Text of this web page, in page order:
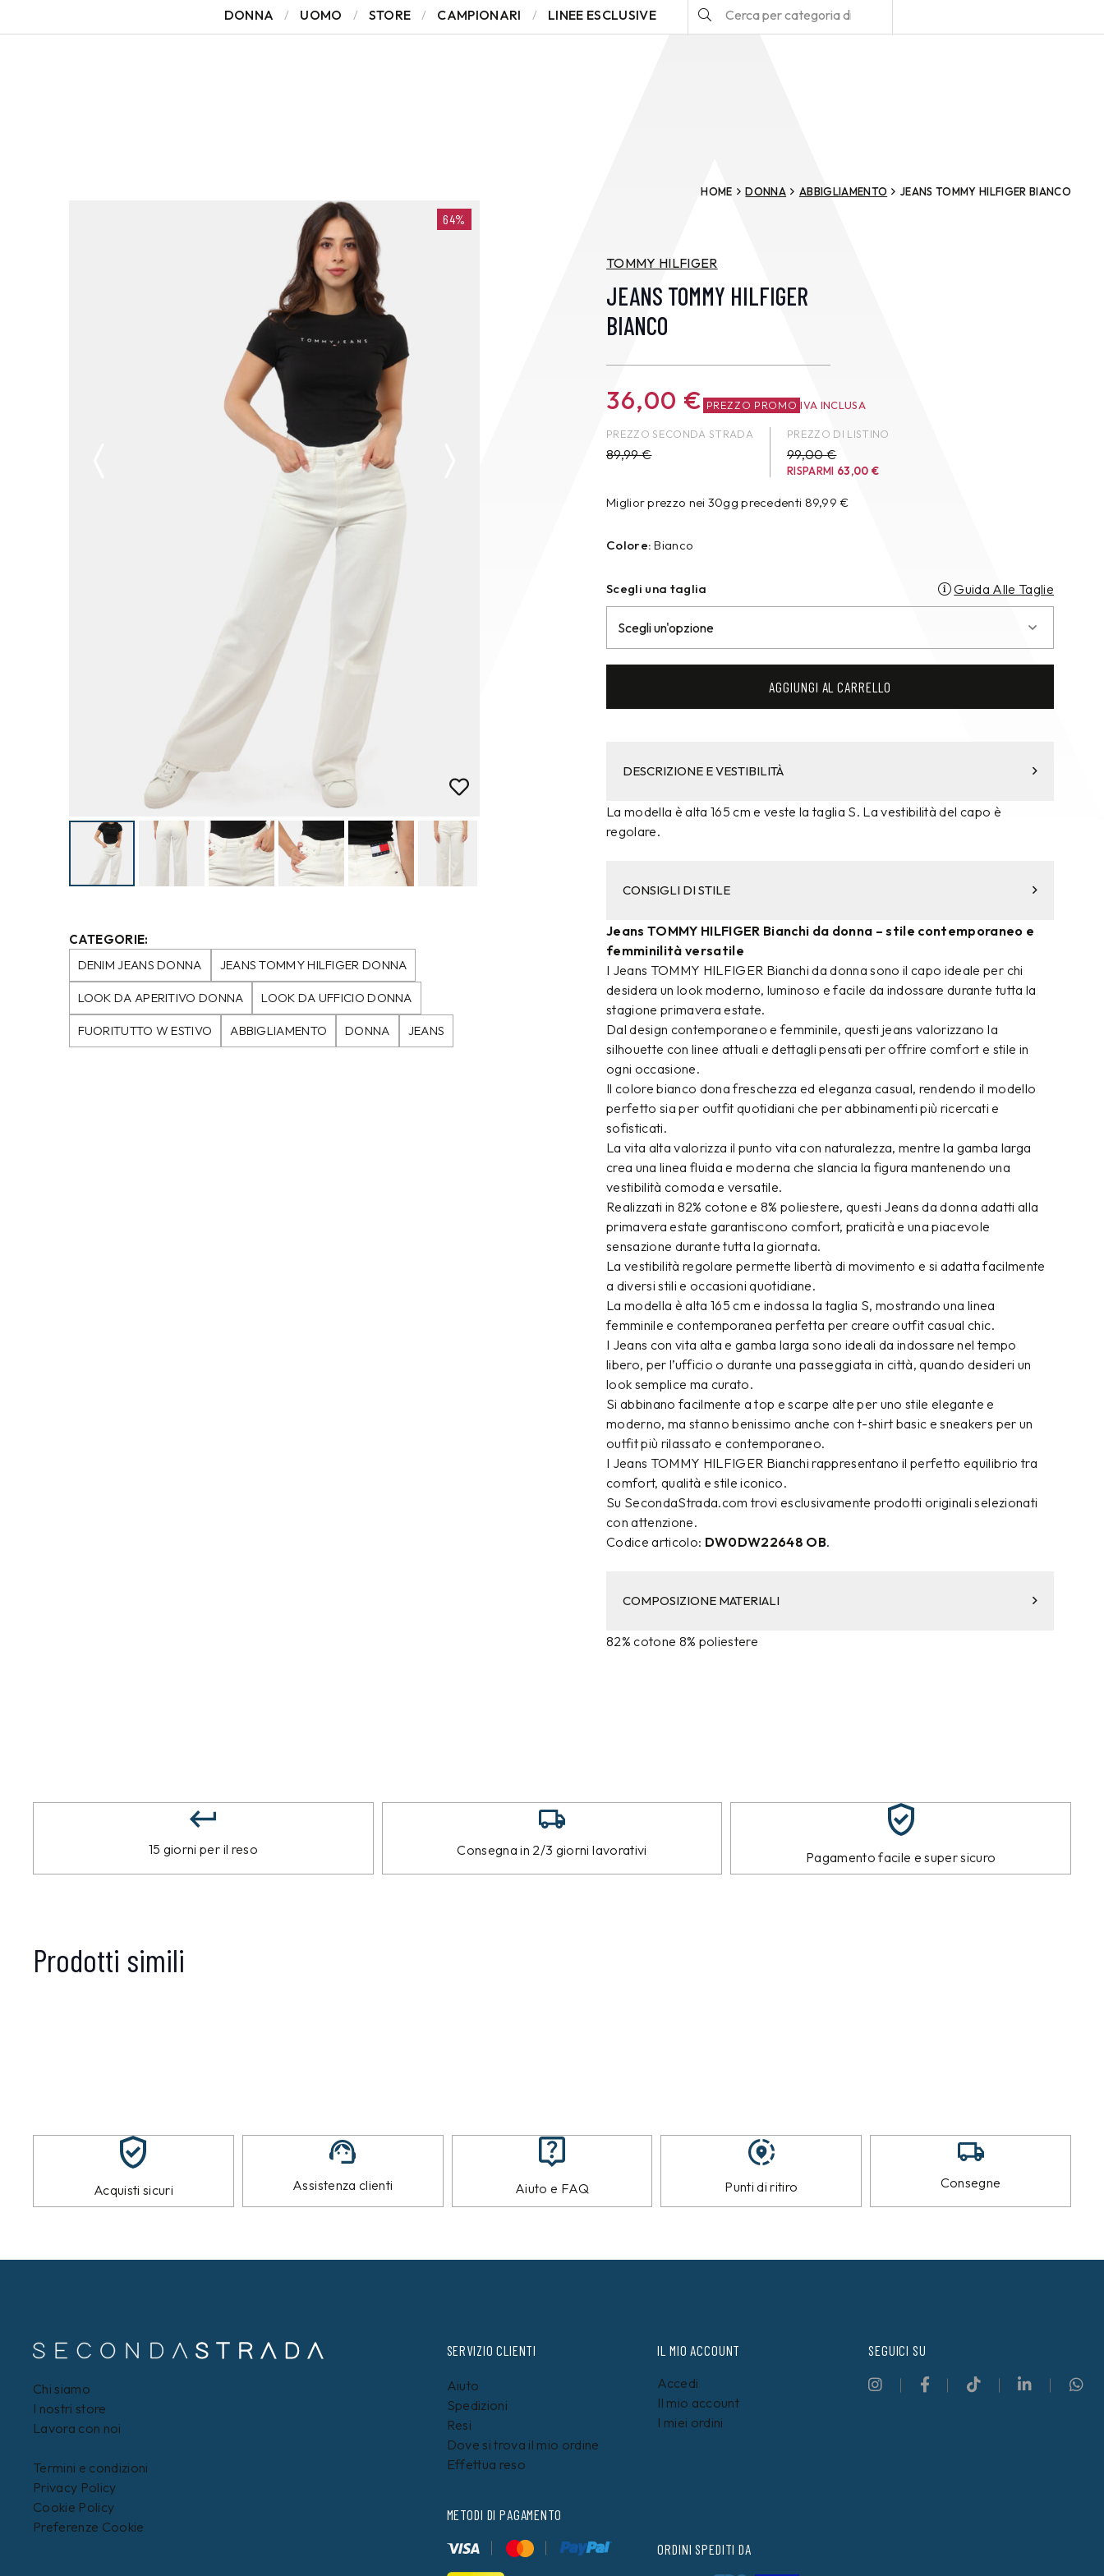
DONNA UOMO STORE CAMPIONARI LINEE ESCLUSIVE
HOME DONNA ABBIGLIAMENTO JEANS TOMMY HILFIGER BIANCO
64%
CATEGORIE:
DENIM JEANS DONNA
JEANS TOMMY HILFIGER DONNA
LOOK DA APERITIVO DONNA LOOK DA UFFICIO DONNA
FUORITUTTO W ESTIVO ABBIGLIAMENTO DONNA JEANS
TOMMY HILFIGER
JEANS TOMMY HILFIGER
BIANCO
36,00 € PREZZO PROMO IVA INCLUSA
PREZZO SECONDA STRADA
89,99€
PREZZO DI LISTINO
99,00 €
RISPARMI 63,00€
Miglior prezzo nei 30gg precedenti 89,99€
Colore: Bianco
Scegli una taglia Guida Alle Taglie
AGGIUNGI AL CARRELLO
DESCRIZIONE E VESTIBILITÀ
La modella è alta 165 cm e veste la taglia S. La vestibilità del capo è
regolare.
CONSIGLI DI STILE
Jeans TOMMY HILFIGER Bianchi da donna – stile contemporaneo e
femminilità versatile
I Jeans TOMMY HILFIGER Bianchi da donna sono il capo ideale per chi
desidera un look moderno, luminoso e facile da indossare durante tutta la
stagione primavera estate.
Dal design contemporaneo e femminile, questi jeans valorizzano la
silhouette con linee attuali e dettagli pensati per offrire comfort e stile in
ogni occasione.
Il colore bianco dona freschezza ed eleganza casual, rendendo il modello
perfetto sia per outfit quotidiani che per abbinamenti più ricercati e
sofisticati.
La vita alta valorizza il punto vita con naturalezza, mentre la gamba larga
crea una linea fluida e moderna che slancia la figura mantenendo una
vestibilità comoda e versatile.
Realizzati in 82% cotone e 8% poliestere, questi Jeans da donna adatti alla
primavera estate garantiscono comfort, praticità e una piacevole
sensazione durante tutta la giornata.
La vestibilità regolare permette libertà di movimento e si adatta facilmente
a diversi stili e occasioni quotidiane.
La modella è alta 165 cm e indossa la taglia S, mostrando una linea
femminile e contemporanea perfetta per creare outfit casual chic.
I Jeans con vita alta e gamba larga sono ideali da indossare nel tempo
libero, per l’ufficio o durante una passeggiata in città, quando desideri un
look semplice ma curato.
Si abbinano facilmente a top e scarpe alte per uno stile elegante e
moderno, ma stanno benissimo anche con t-shirt basic e sneakers per un
outfit più rilassato e contemporaneo.
I Jeans TOMMY HILFIGER Bianchi rappresentano il perfetto equilibrio tra
comfort, qualità e stile iconico.
Su SecondaStrada.com trovi esclusivamente prodotti originali selezionati
con attenzione.
Codice articolo: DW0DW22648 OB.
COMPOSIZIONE MATERIALI
82% cotone 8% poliestere
15 giorni per il reso Consegna in 2/3 giorni lavorativi Pagamento facile e super sicuro
Prodotti simili
Acquisti sicuri Assistenza clienti Aiuto e FAQ Punti di ritiro Consegne
Chi siamo
I nostri store
Lavora con noi
Termini e condizioni
Privacy Policy
Cookie Policy
Preferenze Cookie
SERVIZIO CLIENTI
Aiuto
Spedizioni
Resi
Dove si trova il mio ordine
Effettua reso
METODI DI PAGAMENTO
IL MIO ACCOUNT
Accedi
Il mio account
I miei ordini
ORDINI SPEDITI DA
SEGUICI SU